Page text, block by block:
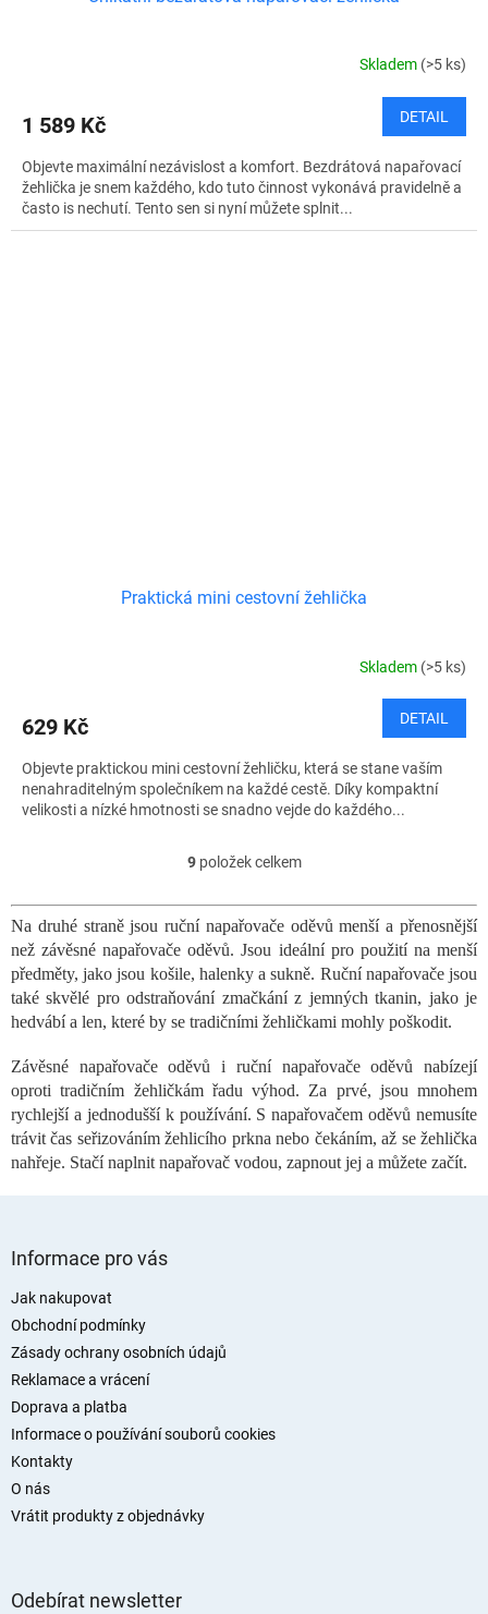
Skladem (>5 ks)
1 589 Kč DETAIL
Objevte maximální nezávislost a komfort. Bezdrátová napařovací
žehlička je snem každého, kdo tuto činnost vykonává pravidelně a
často is nechutí. Tento sen si nyní můžete splnit...
Praktická mini cestovní žehlička
Skladem (>5 ks)
629 Kč DETAIL
Objevte praktickou mini cestovní žehličku, která se stane vaším
nenahraditelným společníkem na každé cestě. Díky kompaktní
velikosti a nízké hmotnosti se snadno vejde do každého...
O
l
á
d
a
c
í
r
v
k
y
v
ý
9položek celkem
Na druhé straně jsou ruční napařovače oděvů menší a přenosnější
než závěsné napařovače oděvů. Jsou ideální pro použití na menší
předměty, jako jsou košile, halenky a sukně. Ruční napařovače jsou
také skvělé pro odstraňování zmačkání z jemných tkanin, jako je
hedvábí a len, které by se tradičními žehličkami mohly poškodit.
Závěsné napařovače oděvů i ruční napařovače oděvů nabízejí
oproti tradičním žehličkám řadu výhod. Za prvé, jsou mnohem
rychlejší a jednodušší k používání. S napařovačem oděvů nemusíte
trávit čas seřizováním žehlicího prkna nebo čekáním, až se žehlička
nahřeje. Stačí naplnit napařovač vodou, zapnout jej a můžete začít.
Informace pro vás
Jak nakupovat
Obchodní podmínky
Zásady ochrany osobních údajů
Reklamace a vrácení
Doprava a platba
Informace o používání souborů cookies
Kontakty
O nás
Vrátit produkty z objednávky
Odebírat newsletter